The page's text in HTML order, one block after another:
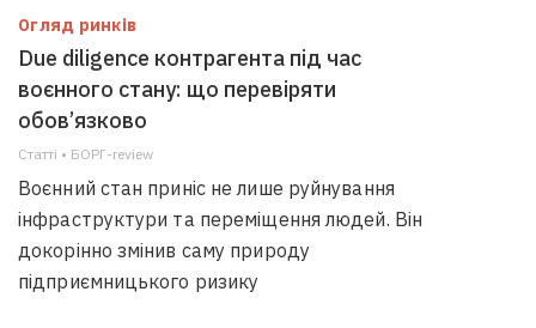
Огляд ринків
Due diligence контрагента під час
воєнного стану: що перевіряти
обов’язково
Статті • БОРГ-review
Воєнний стан приніс не лише руйнування
інфраструктури та переміщення людей. Він
докорінно змінив саму природу
підприємницького ризику